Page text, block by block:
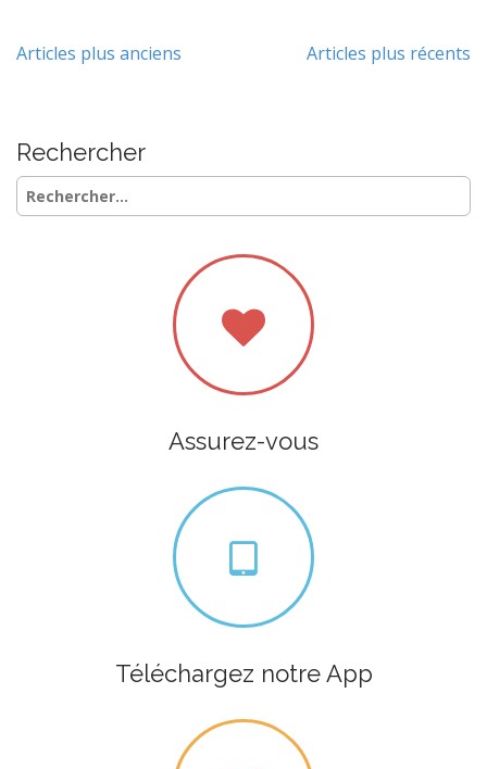
Navigation
Articles plus anciens Articles plus récents
Rechercher
Rechercher :
Assurez-vous
Téléchargez notre App